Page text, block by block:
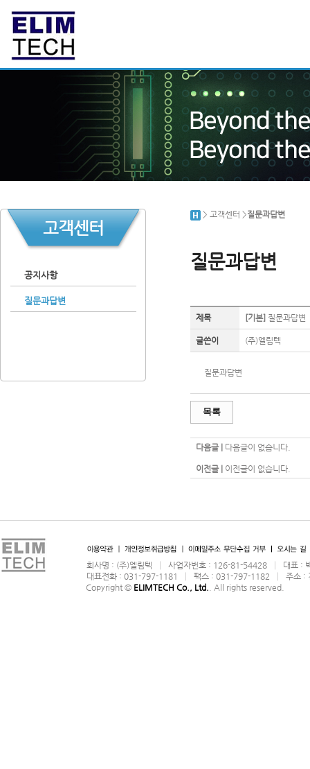
고객센터
공지사항
질문과답변
> 고객센터 >질문과답변
질문과답변
제목 [기본] 질문과답변
글쓴이 (주)엘림텍
질문과답변
목록
다음글 | 다음글이 없습니다.
이전글 | 이전글이 없습니다.
회사명 : (주)엘림텍 │ 사업자번호 : 126-81-54428 │ 대표 :
대표전화 : 031-797-1181 │ 팩스 : 031-797-1182 │ 주소 :
Copyright © ELIMTECH Co., Ltd. . All rights reserved.